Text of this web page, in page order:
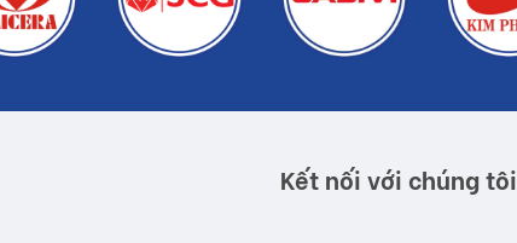
Kết nối với chúng tôi